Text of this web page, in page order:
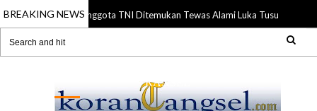
BREAKING NEWS
21 Jul 2026 Anggota TNI Ditemukan Tewas Alami Luka Tusuk di
RANSEL